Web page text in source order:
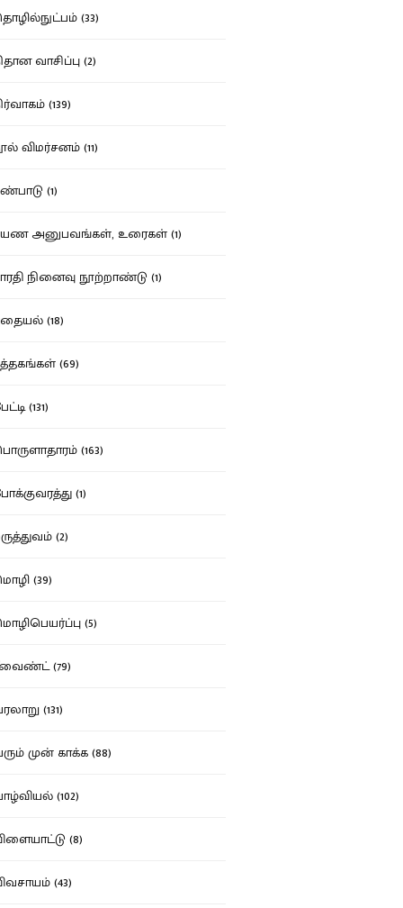
(33)
வாசிப்பு (2)
(139)
விமர்சனம் (11)
(1)
அனுபவங்கள், உரைகள் (1)
நினைவு நூற்றாண்டு (1)
(18)
(69)
(131)
(163)
(1)
(2)
(39)
(5)
(79)
(131)
முன் காக்க (88)
(102)
(8)
(43)